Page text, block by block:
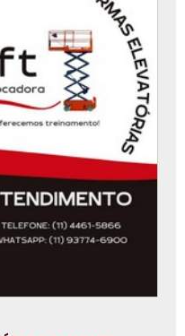
campinas
jundiaí
santo andré
são bernardo do campo
sp
sp preço